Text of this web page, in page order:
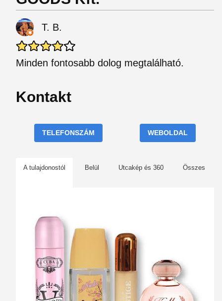
T. B.
Minden fontosabb dolog megtalálható.
Kontakt
TELEFONSZÁM WEBOLDAL
A tulajdonostól Belül Utcakép és 360 Összes